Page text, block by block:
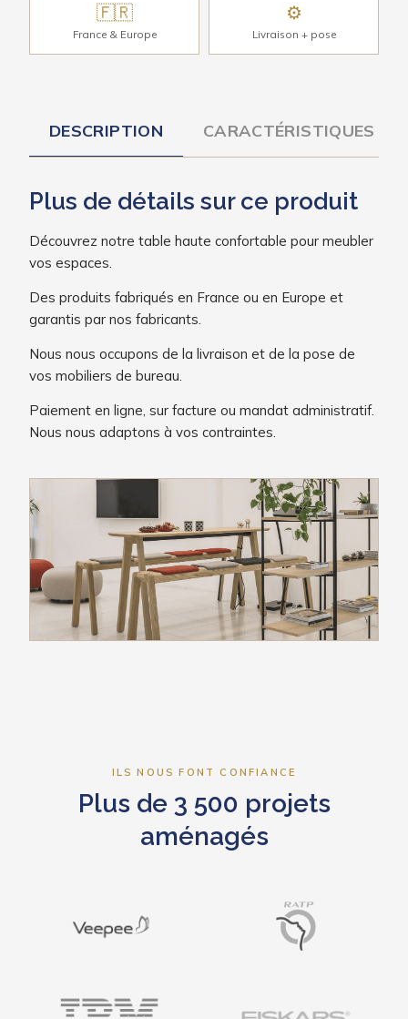
🇫🇷
France & Europe
⚙
Livraison + pose
DESCRIPTION CARACTÉRISTIQUES
Plus de détails sur ce produit
Découvrez notre table haute confortable pour meubler
vos espaces.
Des produits fabriqués en France ou en Europe et
garantis par nos fabricants.
Nous nous occupons de la livraison et de la pose de
vos mobiliers de bureau.
Paiement en ligne, sur facture ou mandat administratif.
Nous nous adaptons à vos contraintes.
ILS NOUS FONT CONFIANCE
Plus de 3 500 projets
aménagés